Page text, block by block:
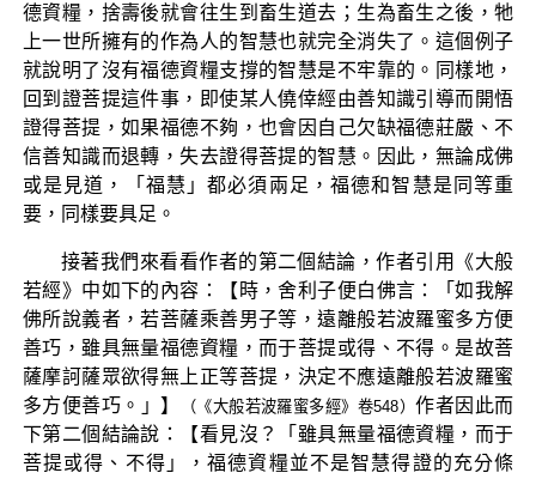
德資糧，捨壽後就會往生到畜生道去；生為畜生之後，牠
上一世所擁有的作為人的智慧也就完全消失了。這個例子
就說明了沒有福德資糧支撐的智慧是不牢靠的。同樣地，
回到證菩提這件事，即使某人僥倖經由善知識引導而開悟
證得菩提，如果福德不夠，也會因自己欠缺福德莊嚴、不
信善知識而退轉，失去證得菩提的智慧。因此，無論成佛
或是見道，「福慧」都必須兩足，福德和智慧是同等重
要，同樣要具足。
接著我們來看看作者的第二個結論，作者引用《大般
若經》中如下的內容：【時，舍利子便白佛言：「如我解
佛所說義者，若菩薩乘善男子等，遠離般若波羅蜜多方便
善巧，雖具無量福德資糧，而于菩提或得、不得。是故菩
薩摩訶薩眾欲得無上正等菩提，決定不應遠離般若波羅蜜
多方便善巧。」】
（《大般若波羅蜜多經》卷548）作者因此而
下第二個結論說：【看見沒？「雖具無量福德資糧，而于
菩提或得、不得」，福德資糧並不是智慧得證的充分條